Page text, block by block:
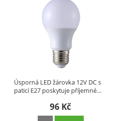
Úsporná LED žárovka 12V DC s
paticí E27 poskytuje příjemné…
96 Kč